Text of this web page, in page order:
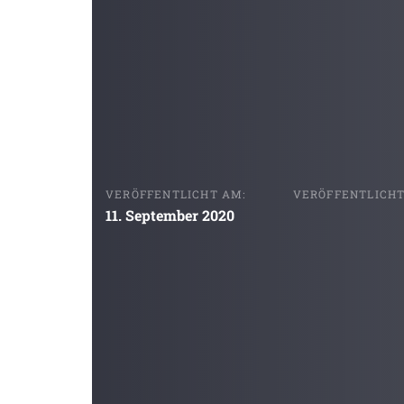
VERÖFFENTLICHT AM:
11. September 2020